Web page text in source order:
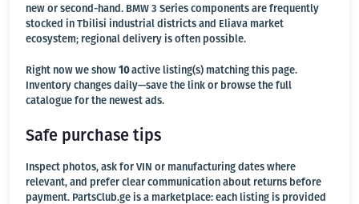
new or second-hand. BMW 3 Series components are frequently
stocked in Tbilisi industrial districts and Eliava market
ecosystem; regional delivery is often possible.
Right now we show 10active listing(s) matching this page.
Inventory changes daily—save the link or browse the full
catalogue for the newest ads.
Safe purchase tips
Inspect photos, ask for VIN or manufacturing dates where
relevant, and prefer clear communication about returns before
payment. PartsClub.ge is a marketplace: each listing is provided